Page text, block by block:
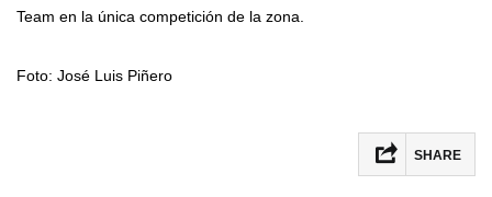
Team en la única competición de la zona.
Foto: José Luis Piñero
SHARE